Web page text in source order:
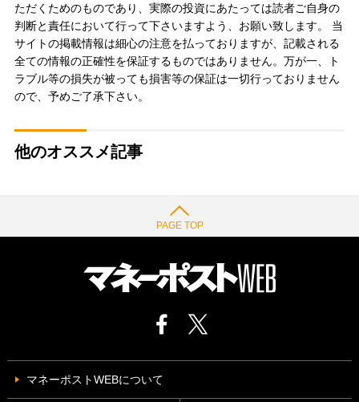
ただくためのものであり、実際の投資にあたっては読者ご自身の
判断と責任において行って下さいますよう、お願い致します。 当
サイトの掲載情報は細心の注意を払っておりますが、記載される
全ての情報の正確性を保証するものではありません。万が一、ト
ラブル等の損失が被っても損害等の保証は一切行っておりません
ので、予めご了承下さい。
他のオススメ記事
PAGE TOP
マネーポストWEBについて